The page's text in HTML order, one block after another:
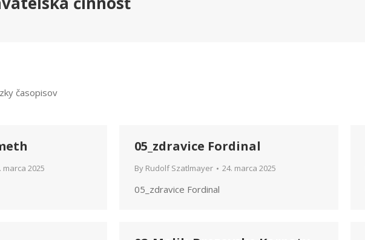
časopisov
marca 2025
05_zdravice Fordinal
By Rudolf Szatlmayer 24. marca 2025
05_zdravice Fordinal